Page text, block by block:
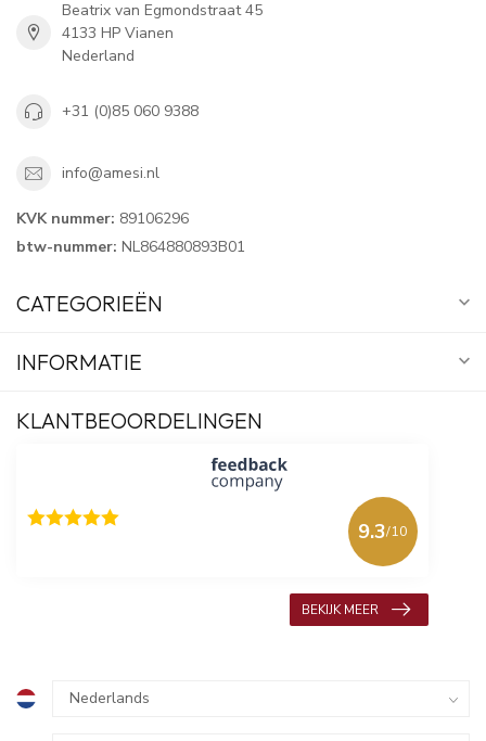
Beatrix van Egmondstraat 45
4133 HP Vianen
Nederland
+31 (0)85 060 9388
info@amesi.nl
KVK nummer: 89106296
btw-nummer: NL864880893B01
CATEGORIEËN
INFORMATIE
KLANTBEOORDELINGEN
9.3/10
BEKIJK MEER